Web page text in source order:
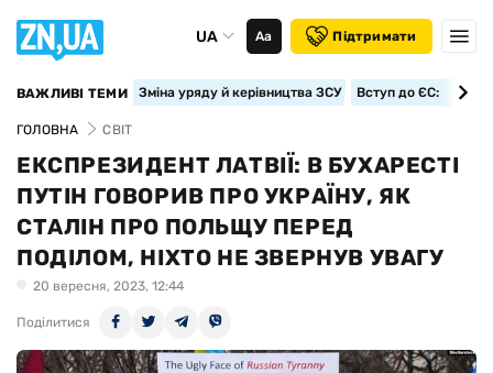
UA Аа Підтримати
ВАЖЛИВІ ТЕМИ Зміна уряду й керівництва ЗСУ Вступ до ЄС:
ГОЛОВНА СВІТ
ЕКСПРЕЗИДЕНТ ЛАТВІЇ: В БУХАРЕСТІ
ПУТІН ГОВОРИВ ПРО УКРАЇНУ, ЯК
СТАЛІН ПРО ПОЛЬЩУ ПЕРЕД
ПОДІЛОМ, НІХТО НЕ ЗВЕРНУВ УВАГУ
20 вересня, 2023, 12:44
Поділитися